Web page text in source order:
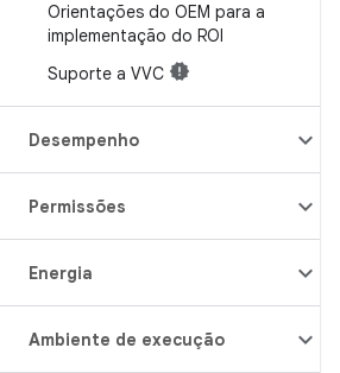
Orientações do OEM para a
implementação do ROI
Suporte a VVC
Desempenho
Permissões
Energia
Ambiente de execução